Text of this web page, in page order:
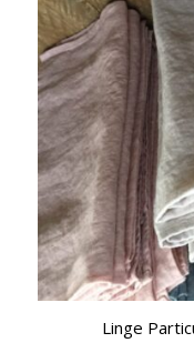
Linge